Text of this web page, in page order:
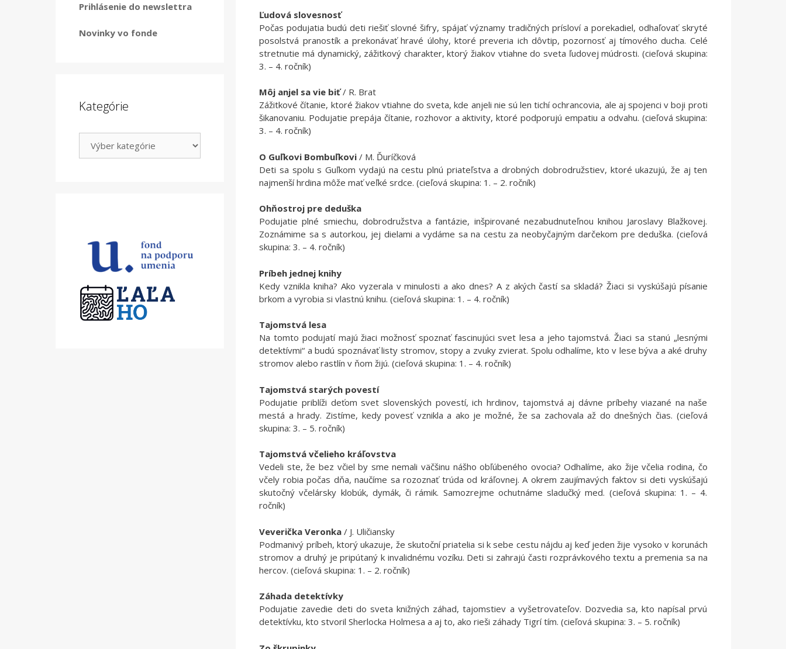
Ľudová slovesnosť
Počas podujatia budú deti riešiť slovné šifry, spájať významy tradičných prísloví a porekadiel, odhaľovať skryté
posolstvá pranostík a prekonávať hravé úlohy, ktoré preveria ich dôvtip, pozornosť aj tímového ducha. Celé
stretnutie má dynamický, zážitkový charakter, ktorý žiakov vtiahne do sveta ľudovej múdrosti. (cieľová skupina:
3. – 4. ročník)
Môj anjel sa vie biť/ R. Brat
Zážitkové čítanie, ktoré žiakov vtiahne do sveta, kde anjeli nie sú len tichí ochrancovia, ale aj spojenci v boji proti
šikanovaniu. Podujatie prepája čítanie, rozhovor a aktivity, ktoré podporujú empatiu a odvahu. (cieľová skupina:
3. – 4. ročník)
O Guľkovi Bombuľkovi / M. Ďuríčková
Deti sa spolu s Guľkom vydajú na cestu plnú priateľstva a drobných dobrodružstiev, ktoré ukazujú, že aj ten
najmenší hrdina môže mať veľké srdce. (cieľová skupina: 1. – 2. ročník)
Ohňostroj pre deduška
Podujatie plné smiechu, dobrodružstva a fantázie, inšpirované nezabudnuteľnou knihou Jaroslavy Blažkovej.
Zoznámime sa s autorkou, jej dielami a vydáme sa na cestu za neobyčajným darčekom pre deduška. (cieľová
skupina: 3. – 4. ročník)
Príbeh jednej knihy
Kedy vznikla kniha? Ako vyzerala v minulosti a ako dnes? A z akých častí sa skladá? Žiaci si vyskúšajú písanie
brkom a vyrobia si vlastnú knihu. (cieľová skupina: 1. – 4. ročník)
Tajomstvá lesa
Na tomto podujatí majú žiaci možnosť spoznať fascinujúci svet lesa a jeho tajomstvá. Žiaci sa stanú „lesnými
detektívmi“ a budú spoznávať listy stromov, stopy a zvuky zvierat. Spolu odhalíme, kto v lese býva a aké druhy
stromov alebo rastlín v ňom žijú. (cieľová skupina: 1. – 4. ročník)
Tajomstvá starých povestí
Podujatie priblíži deťom svet slovenských povestí, ich hrdinov, tajomstvá aj dávne príbehy viazané na naše
mestá a hrady. Zistíme, kedy povesť vznikla a ako je možné, že sa zachovala až do dnešných čias. (cieľová
skupina: 3. – 5. ročník)
Tajomstvá včelieho kráľovstva
Vedeli ste, že bez včiel by sme nemali väčšinu nášho obľúbeného ovocia? Odhalíme, ako žije včelia rodina, čo
včely robia počas dňa, naučíme sa rozoznať trúda od kráľovnej. A okrem zaujímavých faktov si deti vyskúšajú
skutočný včelársky klobúk, dymák, či rámik. Samozrejme ochutnáme sladučký med. (cieľová skupina: 1. – 4.
ročník)
Veverička Veronka / J. Uličiansky
Podmanivý príbeh, ktorý ukazuje, že skutoční priatelia si k sebe cestu nájdu aj keď jeden žije vysoko v korunách
stromov a druhý je pripútaný k invalidnému vozíku. Deti si zahrajú časti rozprávkového textu a premenia sa na
hercov. (cieľová skupina: 1. – 2. ročník)
Záhada detektívky
Podujatie zavedie deti do sveta knižných záhad, tajomstiev a vyšetrovateľov. Dozvedia sa, kto napísal prvú
detektívku, kto stvoril Sherlocka Holmesa a aj to, ako rieši záhady Tigrí tím. (cieľová skupina: 3. – 5. ročník)
Prihlásenie do newslettra
Novinky vo fonde
Kategórie